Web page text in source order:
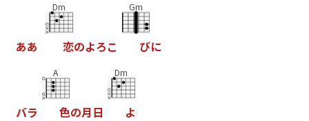
ああ
Dm
恋のよろこ
Gm
びに
バラ
A
色の月日
Dm
よ